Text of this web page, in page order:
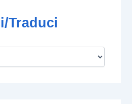
Traduci